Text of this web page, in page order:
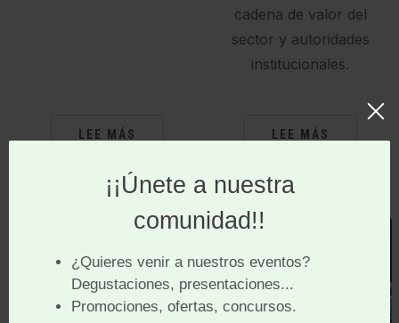
LEE MÁS
cadena de valor del
sector y autoridades
institucionales.
LEE MÁS